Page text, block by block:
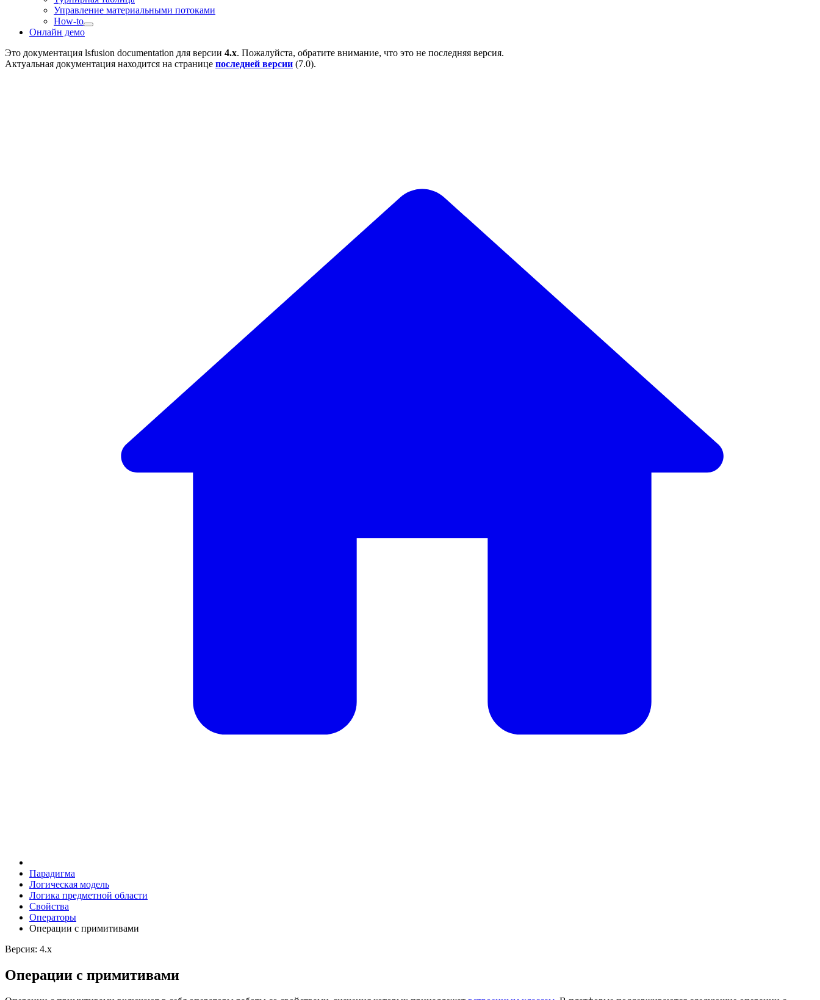
Управление материальными потоками
How-to
Онлайн демо
Это документация lsfusion documentation для версии 4.x. Пожалуйста, обратите внимание, что это не последняя версия.
Актуальная документация находится на странице последней версии (7.0).
Парадигма
Логическая модель
Логика предметной области
Свойства
Операторы
Операции с примитивами
Версия: 4.x
Операции с примитивами